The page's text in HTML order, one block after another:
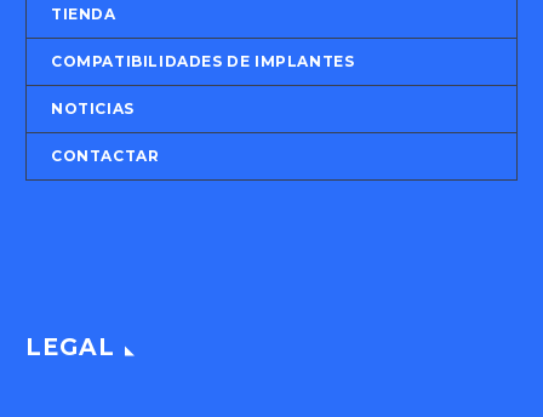
TIENDA
COMPATIBILIDADES DE IMPLANTES
NOTICIAS
CONTACTAR
LEGAL